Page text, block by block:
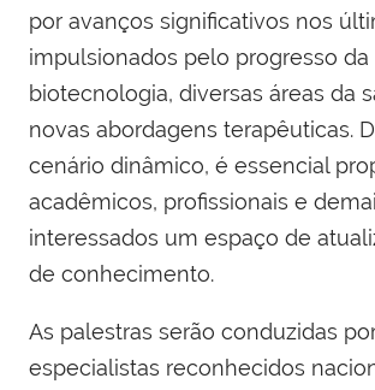
por avanços significativos nos
impulsionados pelo progresso da
biotecnologia, diversas áreas da
novas abordagens terapêuticas.
cenário dinâmico, é essencial
acadêmicos, profissionais e
interessados um espaço de
de conhecimento.
As palestras serão conduzidas
especialistas reconhecidos